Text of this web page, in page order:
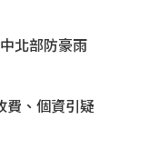
北部防豪雨
費、個資引疑